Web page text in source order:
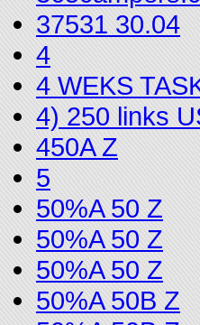
37531 30.04
4
4 WEKS
4) 250 links
450A Z
5
50%A 50 Z
50%A 50 Z
50%A 50 Z
50%A 50B Z